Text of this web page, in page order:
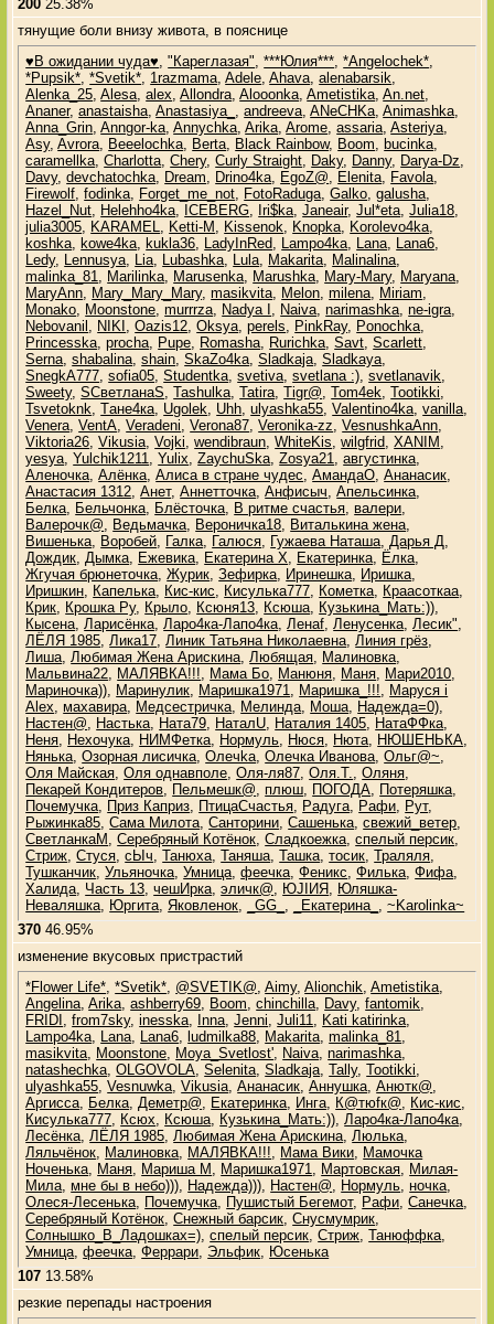
200 25.38%
тянущие боли внизу живота, в пояснице
♥В ожидании чуда♥,"Кареглазая",***Юлия***,*Angelochek*,
*Pupsik*,*Svetik*, 1razmama,Adele,Ahava,alenabarsik,
Alenka_25,Alesa,alex,Allondra,Alooonka,Ametistika,An.net,
Ananer,anastaisha,Anastasiya_ ,andreeva,ANeCHKa,Animashka,
Anna_Grin,Anngor-ka,Annychka,Arika,Arome,assaria,Asteriya,
Asy,Avrora, Beeelochka, Berta, Black Rainbow, Boom, bucinka,
caramellka,Charlotta,Chery,Curly Straight, Daky, Danny, Darya-Dz,
Davy,devchatochka, Dream, Drino4ka, EgoZ@, Elenita, Favola,
Firewolf,fodinka, Forget_me_not, FotoRaduga,Galko,galusha,
Hazel_Nut, Helehho4ka, ICEBERG, Iri$ka,Janeair,Jul*eta,Julia18,
julia3005, KARAMEL, Ketti-M , Kissenok, Knopka, Korolevo4ka,
koshka, kowe4ka, kukla36, LadyInRed, Lampo4ka, Lana, Lana6,
Ledy, Lennusya, Lia, Lubashka, Lula, Makarita, Malinalina,
malinka_81, Marilinka, Marusenka, Marushka, Mary-Mary, Maryana,
MaryAnn, Mary_Mary_Mary,masikvita, Melon,milena, Miriam,
Monako, Moonstone,murrrza, Nadya I , Naiva,narimashka,ne-igra,
Nebovanil , NIKI ,Oazis12,Oksya,perels, PinkRay, Ponochka,
Princesska,procha, Pupe, Romasha, Rurichka,Savt,Scarlett,
Serna,shabalina,shain,SkaZo4ka,Sladkaja,Sladkaya,
SnegkA777,sofia05,Studentka,svetiva,svetlana :),svetlanavik,
Sweety,SСветланаS,Tashulka,Tatira,Tigr@,Tom4ek,Tootikki,
Tsvetoknk,Tане4ка, Ugolek, Uhh,ulyashka55,Valentino4ka,vanilla,
Venera,VentA,Veradeni,Verona87,Veronika-zz,VesnushkaAnn,
Viktoria26,Vikusia,Vojki,wendibraun,WhiteKis,wilgfrid,XANIM ,
yesya,Yulchik1211,Yulix,ZaychuSka,Zosya21,августинка,
Аленочка,Алёнка,Алиса в стране чудес,АмандаО,Ананасик,
Анастасия 1312,Анет,Аннетточка,Анфисыч,Апельсинка,
Белка, Бельчонка, Блёсточка, В ритме счастья,валери,
Валерочк@, Ведьмачка, Вероничка18, Виталькина жена,
Вишенька, Воробей, Галка, Галюся, Гужаева Наташа,Дарья Д,
Дождик,Дымка, Ежевика, Екатерина Х, Екатеринка, Ёлка,
Жгучая брюнеточка,Журик,Зефирка, Иринешка, Иришка,
Иришкин, Капелька, Кис-кис, Кисулька777, Кометка, Краасоткаа,
Крик, Крошка Ру, Крыло, Ксюня13, Ксюша, Кузькина_Мать:)),
Кысена,Ларисёнка,Ларо4ка-Лапо4ка,Ленаf,Ленусенка,Лесик",
ЛЁЛЯ 1985,Лика17,Линик Татьяна Николаевна,Линия грёз,
Лиша,Любимая Жена Арискина,Любящая, Малиновка,
Мальвина22, МАЛЯВКА!!!, Мама Бо, Манюня, Маня, Мари2010,
Мариночка)), Маринулик, Маришка1971, Маришка_!!!, Маруся i
Alex,махавира, Медсестричка, Мелинда, Моша, Надежда=0),
Настен@, Настька, Ната79, НаталU, Наталия 1405, НатаФФка,
Неня, Нехочука, НИМФетка, Нормуль, Нюся, Нюта, НЮШЕНЬКА,
Нянька,Озорная лисичка,Олечkа,Олечка Иванова,Ольг@~,
Оля Майская,Оля однавполе,Оля-ля87,Оля.Т.,Оляня,
Пекарей Кондитеров, Пельмешк@,плюш, ПОГОДА, Потеряшка,
Почемучка, Приз Каприз, ПтицаСчастья, Радуга, Рафи, Рут,
Рыжинка85,Сама Милота,Санторини,Сашенька,свежий_ветер,
СветланкаМ ,Серебряный Котёнок,Сладкоежка,спелый персик,
Стриж,Стуся,сЫч,Танюха,Таняша,Ташка,тосик,Траляля,
Тушканчик,Ульяночка,Умница,феечка,Феникс,Филька,Фифа,
Халида, Часть 13,чешИрка,эличк@, ЮJIИЯ, Юляшка-
Неваляшка, Юргита,Яковленок, _GG_ , _Екатерина_ ,~Karolinka~
370 46.95%
изменение вкусовых пристрастий
*Flower Life*,*Svetik*, @SVETIK@,Aimy,Alionchik,Ametistika,
Angelina,Arika,ashberry69, Boom,chinchilla, Davy,fantomik,
FRIDI ,from7sky,inesska, Inna,Jenni,Juli11, Kati katirinka,
Lampo4ka, Lana, Lana6, ludmilka88, Makarita,malinka_81,
masikvita, Moonstone, Moya_Svetlost', Naiva,narimashka,
natashechka,OLGOVOLA,Selenita,Sladkaja,Tally,Tootikki,
ulyashka55,Vesnuwka,Vikusia,Ананасик,Аннушка,Анютк@,
Аргисса, Белка,Деметр@, Екатеринка, Инга, К@тюfк@, Кис-кис,
Кисулька777, Ксюх, Ксюша, Кузькина_Мать:)),Ларо4ка-Лапо4ка,
Лесёнка,ЛЁЛЯ 1985,Любимая Жена Арискина,Люлька,
Ляльчёнок, Малиновка, МАЛЯВКА!!!, Мама Вики, Мамочка
Ноченька, Маня, Мариша М , Маришка1971, Мартовская, Милая-
Мила,мне бы в небо))), Надежда))), Настен@, Нормуль,ночка,
Олеся-Лесенька, Почемучка, Пушистый Бегемот, Рафи,Санечка,
Серебряный Котёнок,Снежный барсик,Снусмумрик,
Солнышко_В_Ладошках=),спелый персик,Стриж,Танюффка,
Умница,феечка,Феррари, Эльфик, Юсенька
107 13.58%
резкие перепады настроения